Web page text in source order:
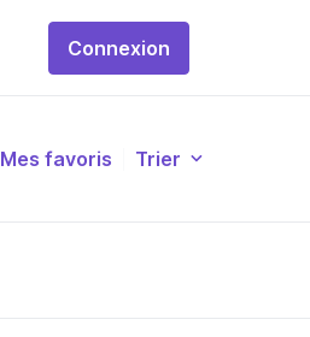
Connexion
Mes favoris Trier